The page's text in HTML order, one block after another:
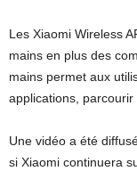
Les Xiaomi Wireless
mains en plus des
mains permet aux
applications,
Une vidéo a été
si Xiaomi continuera